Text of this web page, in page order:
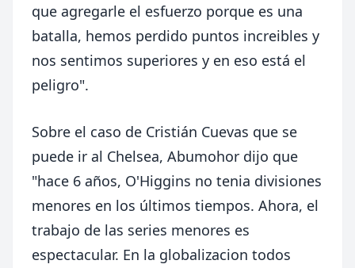
que agregarle el esfuerzo porque es una
batalla, hemos perdido puntos increibles y
nos sentimos superiores y en eso está el
peligro".
Sobre el caso de Cristián Cuevas que se
puede ir al Chelsea, Abumohor dijo que
"hace 6 años, O'Higgins no tenia divisiones
menores en los últimos tiempos. Ahora, el
trabajo de las series menores es
espectacular. En la globalizacion todos